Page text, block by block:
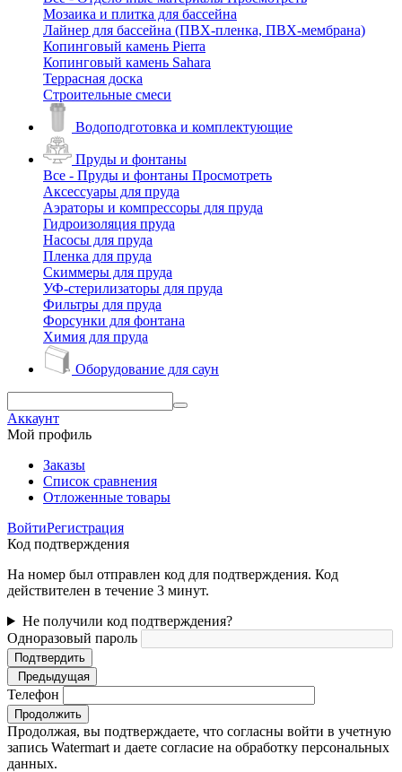
Мозаика и плитка для бассейна
Лайнер для бассейна (ПВХ-пленка, ПВХ-мембрана)
Копинговый камень Pierra
Копинговый камень Sahara
Террасная доска
Строительные смеси
Водоподготовка и комплектующие
Пруды и фонтаны
Все - Пруды и фонтаны Просмотреть
Аксессуары для пруда
Аэраторы и компрессоры для пруда
Гидроизоляция пруда
Насосы для пруда
Пленка для пруда
Скиммеры для пруда
УФ-стерилизаторы для пруда
Фильтры для пруда
Форсунки для фонтана
Химия для пруда
Оборудование для саун
Аккаунт
Мой профиль
Заказы
Список сравнения
Отложенные товары
ВойтиРегистрация
Код подтверждения
На номер был отправлен код для подтверждения. Код
действителен в течение 3 минут.
Не получили код подтверждения?
Одноразовый пароль
Подтвердить
Предыдущая
Телефон
Продолжить
Продолжая, вы подтверждаете, что согласны войти в учетную
запись Watermart и даете согласие на обработку персональных
данных.